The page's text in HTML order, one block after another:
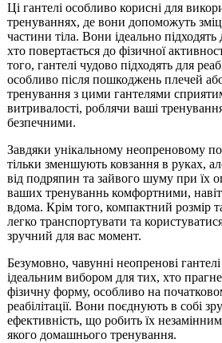
Ці гантелі особливо корисні для
тренуваннях, де вони допоможуть
частини тіла. Вони ідеально підходять
хто повертається до фізичної
того, гантелі чудово підходять для
особливо після пошкоджень плечей
тренування з цими гантелями
витривалості, роблячи ваші
безпечними.
Завдяки унікальному неопреновому
тільки зменшують ковзання в руках,
від подряпин та зайвого шуму при їх
ваших тренуваннь комфортними,
вдома. Крім того, компактний розмір
легко транспортувати та
зручний для вас момент.
Безумовно, чавунні неопренові
ідеальним вибором для тих, хто
фізичну форму, особливо на
реабілітації. Вони поєднують в собі
ефективність, що робить їх
якого домашнього тренування.